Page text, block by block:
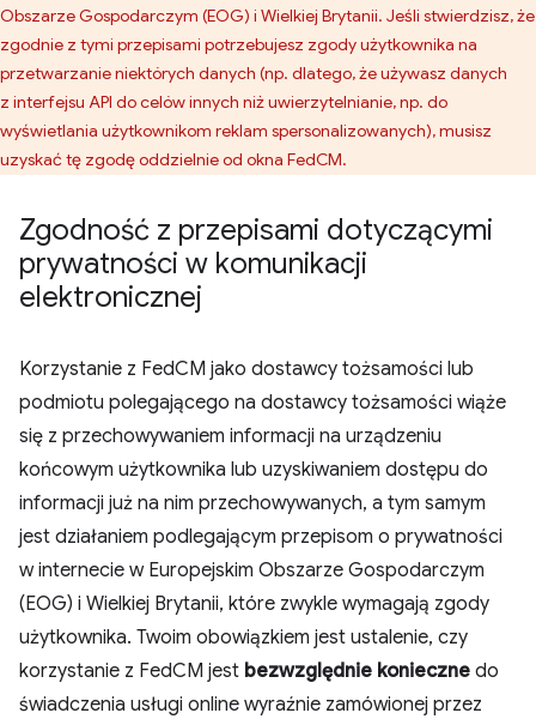
Obszarze Gospodarczym (EOG) i Wielkiej Brytanii. Jeśli stwierdzisz, że
zgodnie z tymi przepisami potrzebujesz zgody użytkownika na
przetwarzanie niektórych danych (np. dlatego, że używasz danych
z interfejsu API do celów innych niż uwierzytelnianie, np. do
wyświetlania użytkownikom reklam spersonalizowanych), musisz
uzyskać tę zgodę oddzielnie od okna FedCM.
Zgodność z przepisami dotyczącymi
prywatności w komunikacji
elektronicznej
Korzystanie z FedCM jako dostawcy tożsamości lub
podmiotu polegającego na dostawcy tożsamości wiąże
się z przechowywaniem informacji na urządzeniu
końcowym użytkownika lub uzyskiwaniem dostępu do
informacji już na nim przechowywanych, a tym samym
jest działaniem podlegającym przepisom o prywatności
w internecie w Europejskim Obszarze Gospodarczym
(EOG) i Wielkiej Brytanii, które zwykle wymagają zgody
użytkownika. Twoim obowiązkiem jest ustalenie, czy
korzystanie z FedCM jest bezwzględnie konieczne do
świadczenia usługi online wyraźnie zamówionej przez